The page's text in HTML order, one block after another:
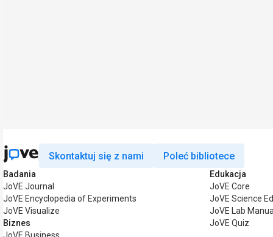
Skontaktuj się z nami Poleć bibliotece
Badania
JoVE Journal
JoVE Encyclopedia of Experiments
JoVE Visualize
Biznes
Edukacja
JoVE Core
JoVE Science
JoVE Lab
JoVE Quiz